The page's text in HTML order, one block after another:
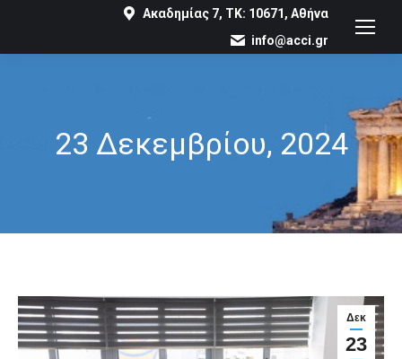
Ακαδημίας 7, ΤΚ: 10671, Αθήνα
info@acci.gr
23 Δεκεμβρίου, 2024
You are here:
Δεκ
23